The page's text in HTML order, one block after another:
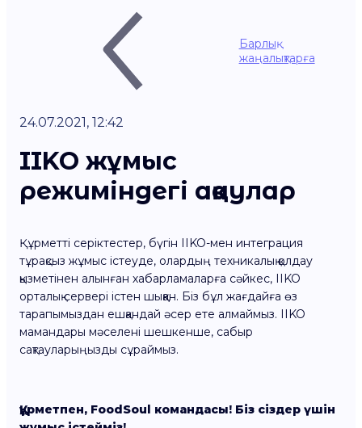
Барлық
жаңалықтарға
24.07.2021, 12:42
IIKO жұмыс
режиміндегі ақаулар
Құрметті серіктестер, бүгін IIKO-мен интеграция
тұрақсыз жұмыс істеуде, олардың техникалық қолдау
қызметінен алынған хабарламаларға сәйкес, IIKO
орталық сервері істен шыққан. Біз бұл жағдайға өз
тарапымыздан ешқандай әсер ете алмаймыз. IIKO
мамандары мәселені шешкенше, сабыр
сақтауларыңызды сұраймыз.
Құрметпен, FoodSoul командасы! Біз сіздер үшін